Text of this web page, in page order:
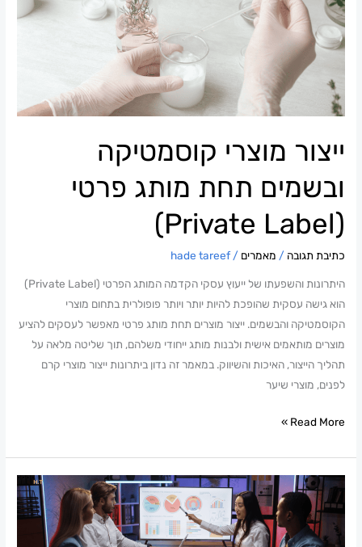
ייצור מוצרי קוסמטיקה
ובשמים תחת מותג פרטי
(Private Label)
כתיבת תגובה / מאמרים /
hade tareef
היתרונות והשפעתו של ייעוץ עסקי הקדמה המותג הפרטי (Private Label)
הוא גישה עסקית שהופכת להיות יותר ויותר פופולרית בתחום מוצרי
הקוסמטיקה והבשמים. ייצור מוצרים תחת מותג פרטי מאפשר לעסקים להציע
מוצרים מותאמים אישית ולבנות מותג ייחודי משלהם, תוך שליטה מלאה על
תהליך הייצור, האיכות והשיווק. במאמר זה נדון ביתרונות ייצור מוצרי קרם
לפנים, מוצרי שיער
מוצרי
קוסמטיקה
ובשמים
מותג
פרטי
Label)
Read More »
ייעוץ
כלכלת
המשפחה